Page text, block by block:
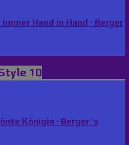
Hand in Hand · Berger
10
Königin · Berger´s